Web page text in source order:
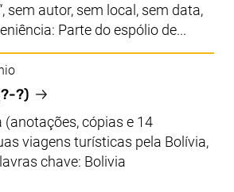
sem autor, sem local, sem data,
Parte do espólio de...
?)
cópias e 14
viagens turísticas pela Bolívia,
chave: Bolivia